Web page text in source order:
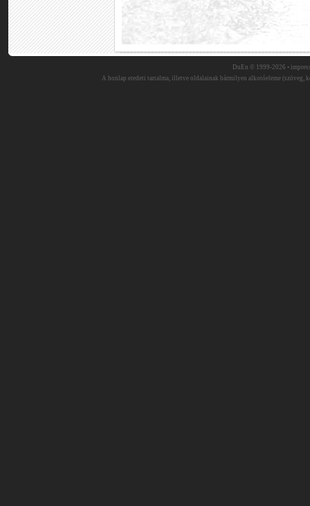
DuEn © 1999-2026 •
A honlap eredeti tartalma, illetve oldalainak bármilyen alkotóeleme (szöveg,